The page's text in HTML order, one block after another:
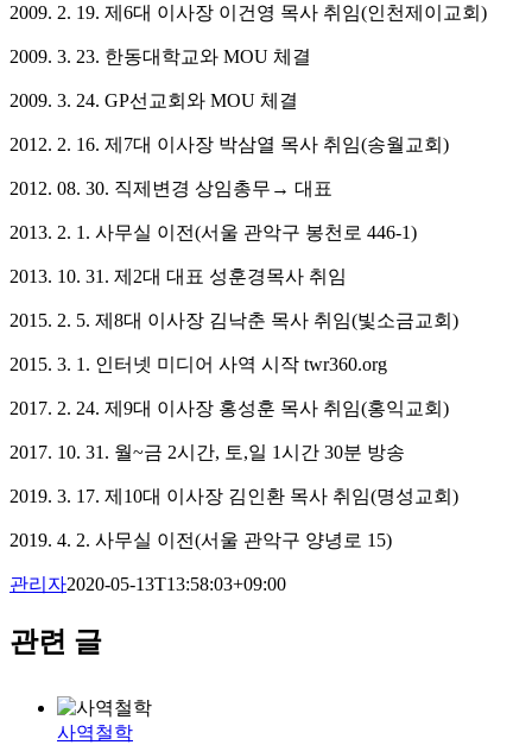
2009. 2. 19. 제6대 이사장 이건영 목사 취임(인천제이교회)
2009. 3. 23. 한동대학교와 MOU 체결
2009. 3. 24. GP선교회와 MOU 체결
2012. 2. 16. 제7대 이사장 박삼열 목사 취임(송월교회)
2012. 08. 30. 직제변경 상임총무→ 대표
2013. 2. 1. 사무실 이전(서울 관악구 봉천로 446-1)
2013. 10. 31. 제2대 대표 성훈경목사 취임
2015. 2. 5. 제8대 이사장 김낙춘 목사 취임(빛소금교회)
2015. 3. 1. 인터넷 미디어 사역 시작 twr360.org
2017. 2. 24. 제9대 이사장 홍성훈 목사 취임(홍익교회)
2017. 10. 31. 월~금 2시간, 토,일 1시간 30분 방송
2019. 3. 17. 제10대 이사장 김인환 목사 취임(명성교회)
2019. 4. 2. 사무실 이전(서울 관악구 양녕로 15)
관리자2020-05-13T13:58:03+09:00
관련 글
사역철학